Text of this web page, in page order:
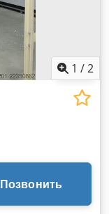
1 /2
Позвонить